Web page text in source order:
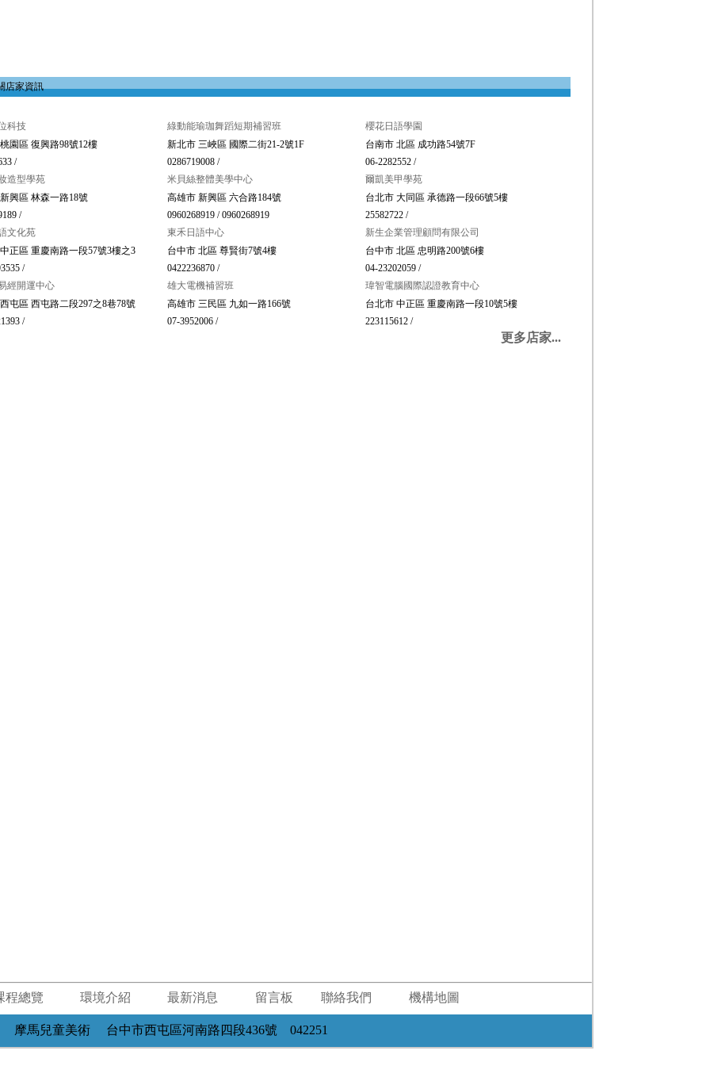
店家資訊
科技
園區 復興路98號12樓
/
綠動能瑜珈舞蹈短期補習班
新北市 三峽區 國際二街21-2號1F
0286719008 /
櫻花日語學園
台南市 北區 成功路54號7F
06-2282552 /
造型學苑
興區 林森一路18號
/
米貝絲整體美學中心
高雄市 新興區 六合路184號
0960268919 / 0960268919
爾凱美甲學苑
台北市 大同區 承德路一段66號5樓
25582722 /
文化苑
正區 重慶南路一段57號3樓之3
/
東禾日語中心
台中市 北區 尊賢街7號4樓
0422236870 /
新生企業管理顧問有限公司
台中市 北區 忠明路200號6樓
04-23202059 /
經開運中心
屯區 西屯路二段297之8巷78號
/
雄大電機補習班
高雄市 三民區 九如一路166號
07-3952006 /
瑋智電腦國際認證教育中心
台北市 中正區 重慶南路一段10號5樓
223115612 /
更多店家...
程總覽 環境介紹 最新消息 留言板 聯絡我們 機構地圖
摩馬兒童美術 台中市西屯區河南路四段436號 042251